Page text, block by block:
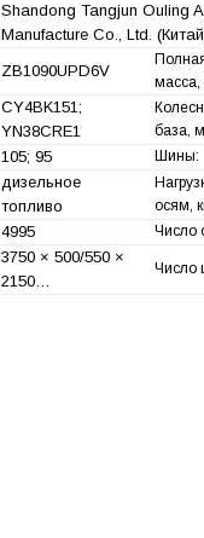
Shandong Tangjun Ouling
Manufacture Co., Ltd.
ZB1090UPD6V
масса,
CY4BK151;
YN38CRE1
база,
105; 95 Шины:
дизельное
топливо
осям,
4995 Число
3750 × 500/550 ×
2150…
Число